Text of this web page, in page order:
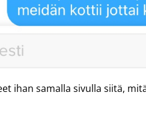
ihan samalla sivulla siitä,